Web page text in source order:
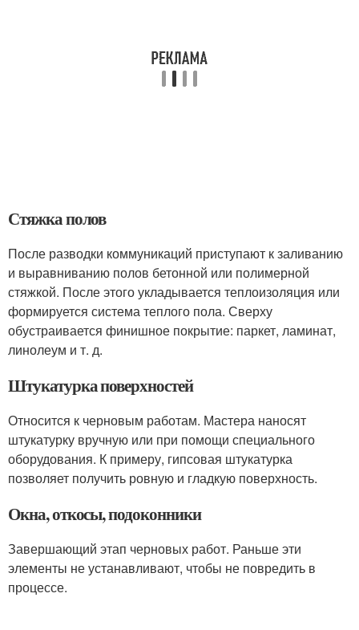
Стяжка полов
После разводки коммуникаций приступают к заливанию
и выравниванию полов бетонной или полимерной
стяжкой. После этого укладывается теплоизоляция или
формируется система теплого пола. Сверху
обустраивается финишное покрытие: паркет, ламинат,
линолеум и т. д.
Штукатурка поверхностей
Относится к черновым работам. Мастера наносят
штукатурку вручную или при помощи специального
оборудования. К примеру, гипсовая штукатурка
позволяет получить ровную и гладкую поверхность.
Окна, откосы, подоконники
Завершающий этап черновых работ. Раньше эти
элементы не устанавливают, чтобы не повредить в
процессе.